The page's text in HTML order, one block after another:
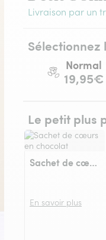
Livraison par un
Sélectionnez
Normal
19,95€
Le petit plus
Sachet de cœurs en chocolat
En savoir plus